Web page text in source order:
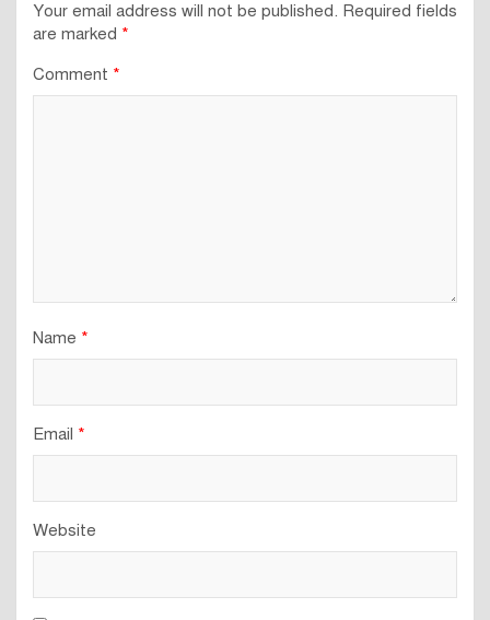
Your email address will not be published. Required fields
are marked *
Comment *
Name *
Email *
Website